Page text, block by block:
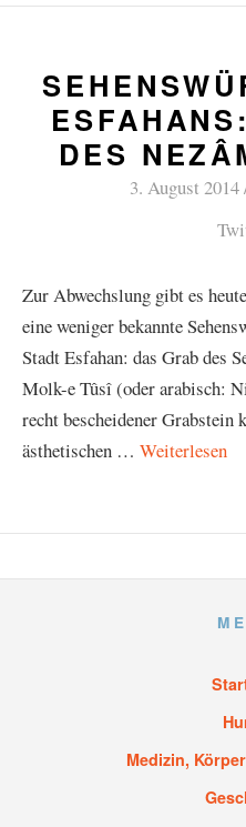
DES
3. August 2014
Zur Abwechslung gibt es
eine weniger bekannte
Stadt Esfahan: das Grab des
Molk-e Tûsî (oder arabisch:
recht bescheidener
ästhetischen … Weiterlesen
Medizin,